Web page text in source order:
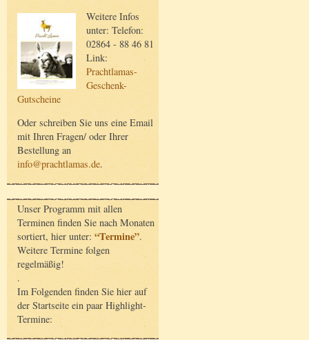
Weitere Infos
unter: Telefon:
02864 - 88 46 81
Link:
Prachtlamas-
Geschenk-
Gutscheine
Oder schreiben Sie uns eine Email
mit Ihren Fragen/ oder Ihrer
Bestellung an
info@prachtlamas.de.
Unser Programm mit allen
Terminen finden Sie nach Monaten
sortiert, hier unter: “Termine”.
Weitere Termine folgen
regelmäßig!
.
Im Folgenden finden Sie hier auf
der Startseite ein paar Highlight-
Termine: